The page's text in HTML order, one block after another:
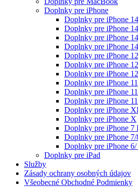
Doplnky pre iPhone
Doplnky pre iPhone
Doplnky pre iPhone
Doplnky pre iPhone
Doplnky pre iPhone 14
Doplnky pre iPhone
Doplnky pre iPhone
Doplnky pre iPhone
Doplnky pre iPhone
Doplnky pre iPhone
Doplnky pre iPhone 11
Doplnky pre iPhone
Doplnky pre iPhone X
Doplnky pre iPhone 7
Doplnky pre iPhone 7/
Doplnky pre iPhone 6/
Doplnky pre iPad
Služby
Zásady ochrany osobných údajov
Všeobecné Obchodné Podmienky